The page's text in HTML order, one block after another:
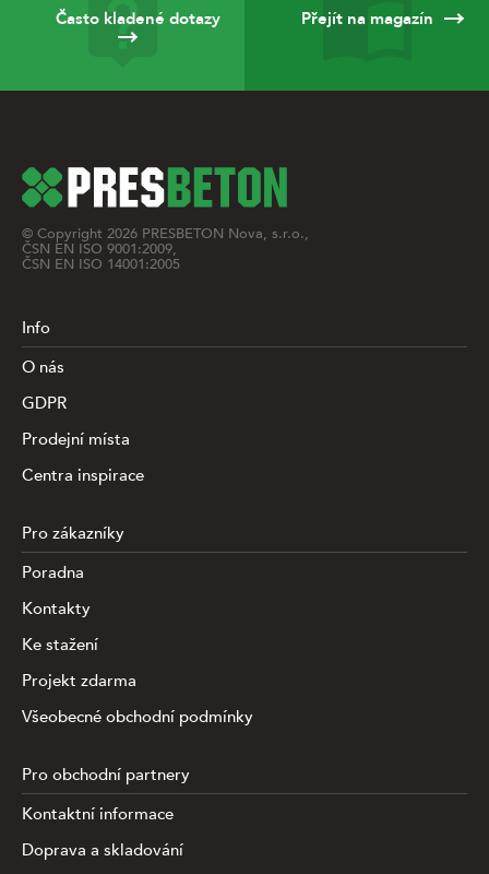
Často kladené dotazy Přejít na magazín
© Copyright 2026 PRESBETON Nova, s.r.o.,
ČSN EN ISO 9001:2009,
ČSN EN ISO 14001:2005
Info
O nás
GDPR
Prodejní místa
Centra inspirace
Pro zákazníky
Poradna
Kontakty
Ke stažení
Projekt zdarma
Všeobecné obchodní podmínky
Pro obchodní partnery
Kontaktní informace
Doprava a skladování